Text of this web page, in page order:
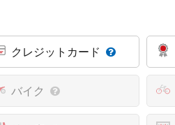
クレジットカード
バイク